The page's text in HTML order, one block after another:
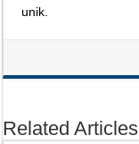
unik.
Related Articles